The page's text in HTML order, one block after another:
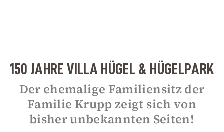
150 JAHRE VILLA HÜGEL & HÜGELPARK
Der ehemalige Familiensitz der
Familie Krupp zeigt sich von
bisher unbekannten Seiten!